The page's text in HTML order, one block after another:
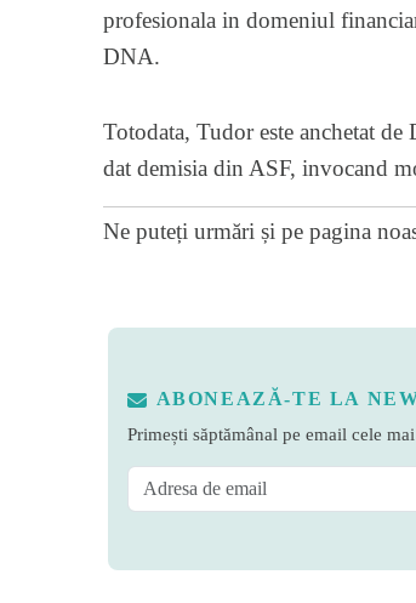
profesionala in domeniul
DNA.
Totodata, Tudor este anchetat
dat demisia din ASF, invocand
Ne puteți urmări și pe pagina
ABONEAZĂ-TE LA
Primești săptămânal pe email cele